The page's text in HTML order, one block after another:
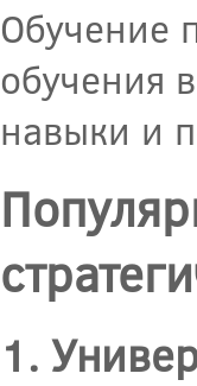
Обучение
обучения
навыки и
1.